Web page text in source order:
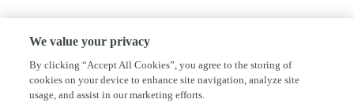
We value your privacy
By clicking “Accept All Cookies”, you agree to the storing of
cookies on your device to enhance site navigation, analyze site
usage, and assist in our marketing efforts.